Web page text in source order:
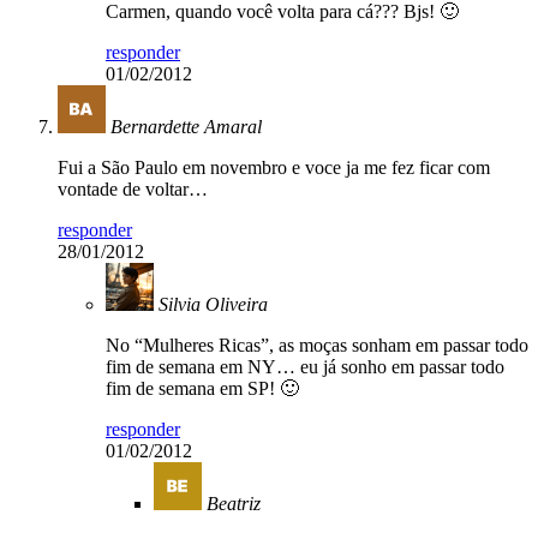
Carmen, quando você volta para cá??? Bjs! 🙂
responder
01/02/2012
Bernardette Amaral
Fui a São Paulo em novembro e voce ja me fez ficar com
vontade de voltar…
responder
28/01/2012
Silvia Oliveira
No “Mulheres Ricas”, as moças sonham em passar todo
fim de semana em NY… eu já sonho em passar todo
fim de semana em SP! 🙂
responder
01/02/2012
Beatriz